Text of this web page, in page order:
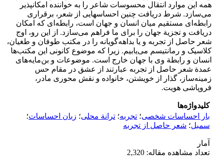
همه این موارد انتقال محسوسات شاعر را به خواننده امکانپذیر
می‌سازد. شرط دریافت چنین احساسهایی از شعر، برقراری
رابطه‌ای مستقیم میان انسان و جهان است، رابطه‌ای که امکان
دریافت و تجزیة جهان را برای ما فراهم می‌سازد. از این رو، اوج
شعر حاصل از تجربه و یا بداهه‌گویانه را در مکتب طوفان و طغیان،
کلاسیک و رمانتیسم می‌یابیم. زیرا که موضوع کانونی این مکتب‌ها
انسان و رابطة وی با جهان خارج است. موضوعات و بن‌مایه‌های
عمدة شعر حاصل از تجربه عبارتند از عشق در مقام حس
زمینه‌ساز، گذار از خویشتن، خانواده و نقش محوری مادر،
فروپاشی هویت.
کلیدواژه‌ها
بار احساسات شخصی؛ تجربه؛ ترانة محلی؛ زبان احساسات؛
سمبل؛ شعر حاصل از تجربه
آمار
تعداد مشاهده مقاله: 2,320